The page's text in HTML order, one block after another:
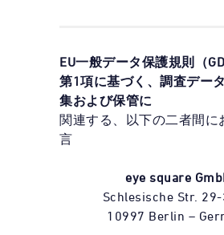
EU一般データ保護規則（
第1項に基づく、調査デー
集および保管に
関連する、以下の二者間に
言
eye square
Schlesische Str. 29-
10997 Berlin –